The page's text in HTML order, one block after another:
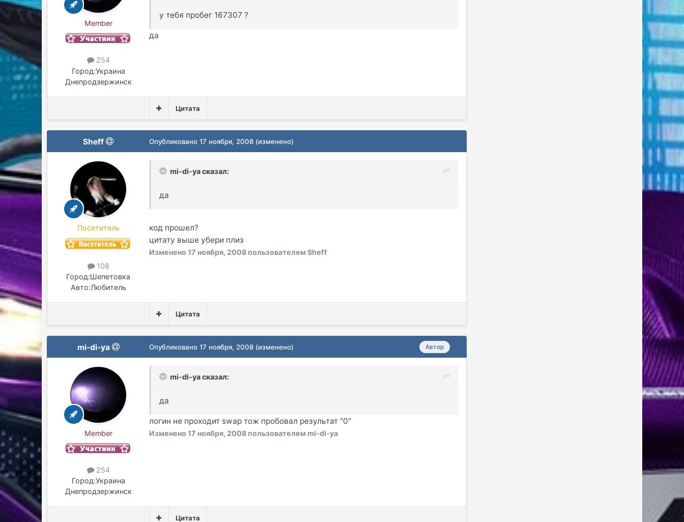
Member
254
Город:Украина
Днепродзержинск
у тебя пробег 167307 ?
да
Цитата
Sheff
Посетитель
108
Город:Шепетовка
Авто:Любитель
Опубликовано17 ноября, 2008 (изменено)
mi-di-ya сказал:
да
код прошел?
цитату выше убери плиз
Изменено17 ноября, 2008 пользователем Sheff
Цитата
mi-di-ya
Member
254
Город:Украина
Днепродзержинск
Автор
Опубликовано17 ноября, 2008 (изменено)
mi-di-ya сказал:
да
логин не проходит swap тож пробовал результат "0"
Изменено17 ноября, 2008 пользователем mi-di-ya
Цитата